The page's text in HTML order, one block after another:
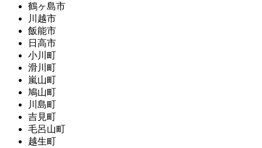
鶴ヶ島市
川越市
飯能市
日高市
小川町
滑川町
嵐山町
鳩山町
川島町
吉見町
毛呂山町
越生町